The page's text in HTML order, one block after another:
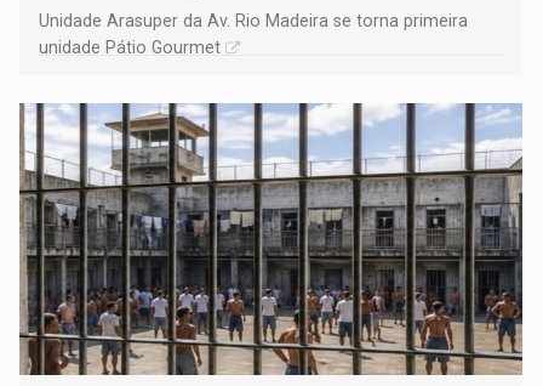
Unidade Arasuper da Av. Rio Madeira se torna primeira
unidade Pátio Gourmet